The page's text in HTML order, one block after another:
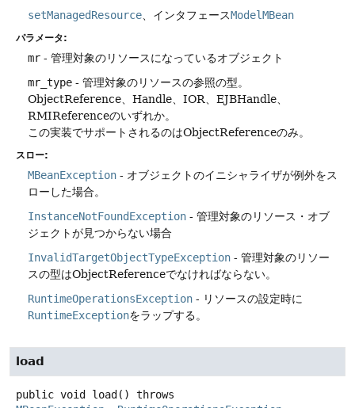
setManagedResource 、インタフェースModelMBean
パラメータ:
mr - 管理対象のリソースになっているオブジェクト
mr_type - 管理対象のリソースの参照の型。
ObjectReference、Handle、IOR、EJBHandle、
RMIReferenceのいずれか。
この実装でサポートされるのはObjectReferenceのみ。
スロー:
MBeanException - オブジェクトのイニシャライザが例外をス
ローした場合。
InstanceNotFoundException - 管理対象のリソース・オブ
ジェクトが見つからない場合
InvalidTargetObjectTypeException - 管理対象のリソー
スの型はObjectReferenceでなければならない。
RuntimeOperationsException - リソースの設定時に
RuntimeExceptionをラップする。
load
public void load () throws